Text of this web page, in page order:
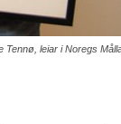
leiar i Noregs